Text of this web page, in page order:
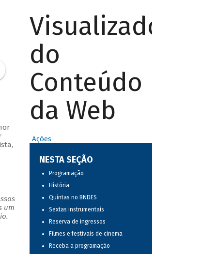
um
Visualizador
do
Conteúdo
da Web
Ações
NESTA SEÇÃO
Programação
História
Quintas no BNDES
Sextas instrumentais
Reserva de ingressos
Filmes e festivais de cinema
Receba a programação